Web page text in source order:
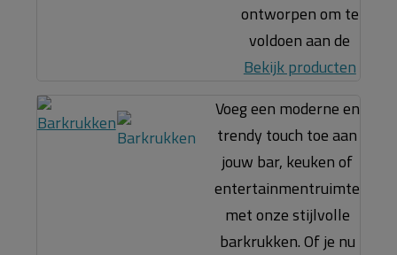
ontworpen om te
voldoen aan de
Bekijk producten
Voeg een moderne en
trendy touch toe aan
jouw bar, keuken of
entertainmentruimte
met onze stijlvolle
barkrukken. Of je nu